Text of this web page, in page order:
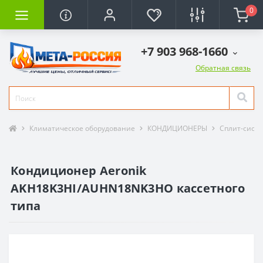
0
+7 903 968-1660
Обратная связь
Климатическое оборудование КОНДИЦИОНЕРЫ Сплит-
Кондиционер Aeronik
AKH18K3HI/AUHN18NK3HO кассетного
типа